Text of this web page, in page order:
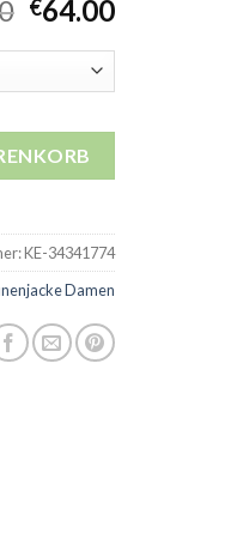
€64.00
KE-34341774
Damen